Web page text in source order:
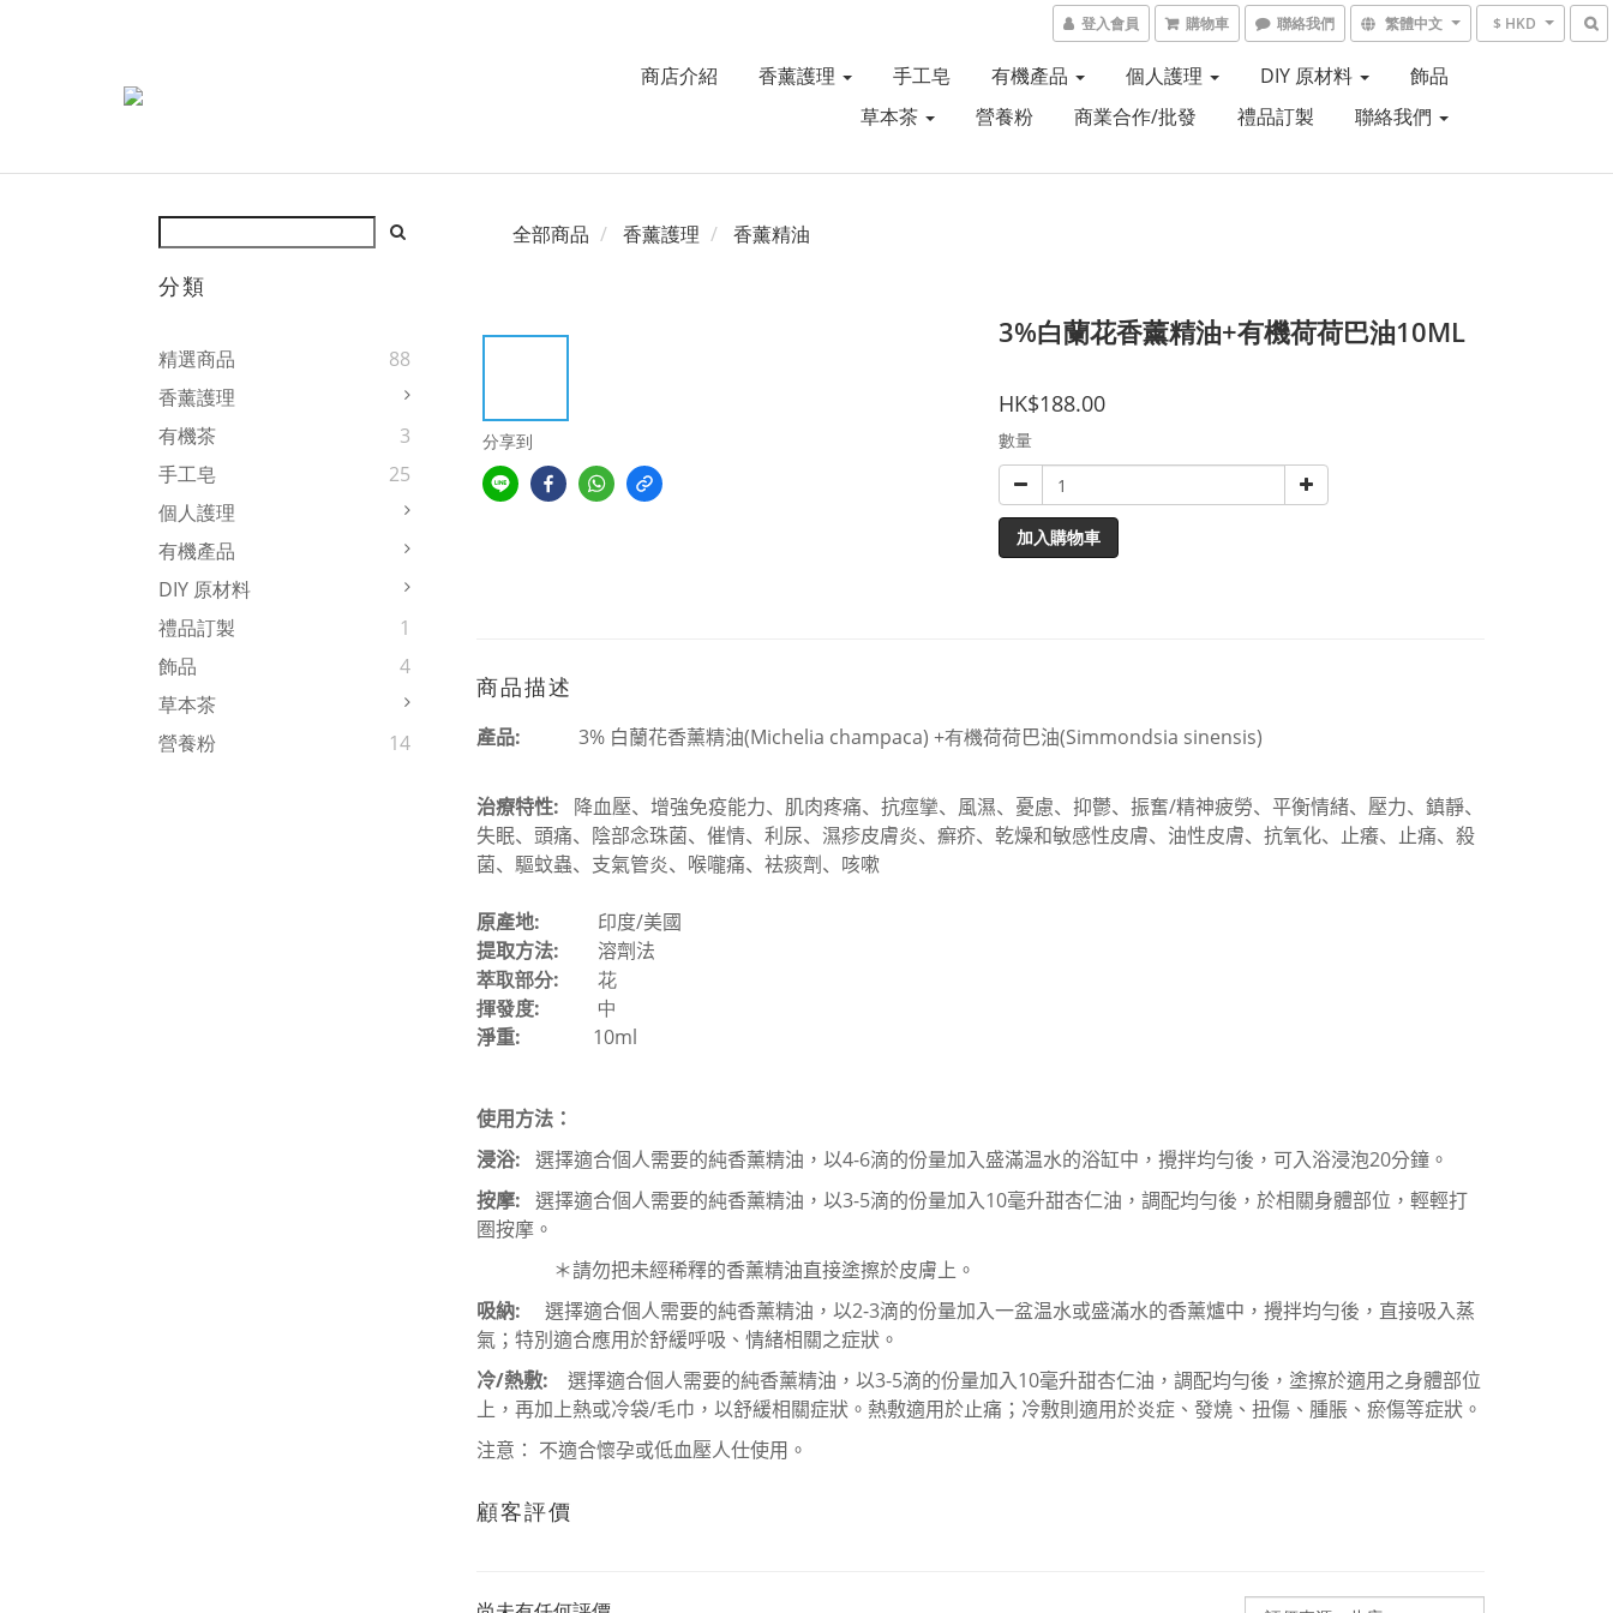
登入會員 購物車 聯絡我們 繁體中文 $ HKD
商店介紹 香薰護理 手工皂 有機產品 個人護理 DIY 原材料
飾品
草本茶
營養粉 商業合作/批發 禮品訂製 聯絡我們
分類
精選商品
88
香薰護理
有機茶
3
手工皂
25
個人護理
有機產品
DIY 原材料
禮品訂製
1
飾品
4
草本茶
營養粉
14
全部商品 香薰護理 香薰精油
分享到
3%白蘭花香薰精油+有機荷荷巴油10ML
HK$188.00
數量
加入購物車
商品描述
產品: 3% 白蘭花香薰精油(Michelia champaca) +有機荷荷巴油(Simmondsia sinensis)
治療特性: 降血壓、增強免疫能力、 肌肉疼痛、抗痙攣、風濕、 憂慮、抑鬱、振奮/精神疲勞、平衡情緒、 壓力、鎮靜、
失眠、頭痛、陰部念珠菌、 催情、利尿、濕疹皮膚炎、癬疥、 乾燥和敏感性皮膚、 油性皮膚、抗氧化、止癢、止痛、殺
菌、驅蚊蟲、支氣管炎、喉嚨痛、袪痰劑、 咳嗽
原產地:
印度/美國
提取方法:
溶劑法
萃取部分:
花
揮發度:
中
淨重: 10ml
使用方法：
浸浴: 選擇適合個人需要的純香薰精油，以4-6滴的份量加入盛滿温水的浴缸中，攪拌均勻後，可入浴浸泡20分鐘。
按摩: 選擇適合個人需要的純香薰精油，以3-5滴的份量加入10毫升甜杏仁油，調配均勻後，於相關身體部位，輕輕打
圏按摩。
＊請勿把未經稀釋的香薰精油直接塗擦於皮膚上。
吸納: 選擇適合個人需要的純香薰精油，以2-3滴的份量加入一盆温水或盛滿水的香薰爐中，攪拌均勻後，直接吸入蒸
氣；特別適合應用於舒緩呼吸、情緒相關之症狀。
冷/熱敷: 選擇適合個人需要的純香薰精油，以3-5滴的份量加入10毫升甜杏仁油，調配均勻後，塗擦於適用之身體部位
上，再加上熱或冷袋/毛巾，以舒緩相關症狀。熱敷適用於止痛；冷敷則適用於炎症、發燒、扭傷、腫脹、瘀傷等症狀。
注意： 不適合懷孕或低血壓人仕使用。
顧客評價